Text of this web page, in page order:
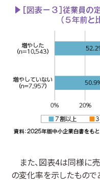
また、図表4は同様に
の変化率を示したもので